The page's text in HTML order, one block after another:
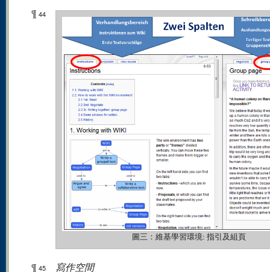
¶ 44
圖三：維基學習環境: 指引及組頁
¶ 45 寫作空間